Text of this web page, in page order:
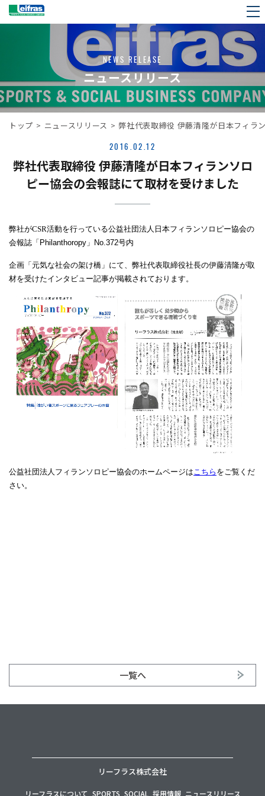
NEWS RELEASE
ニュースリリース
トップ > ニュースリリース > 弊社代表取締役 伊藤清隆が日本フィラ
2016.02.12
弊社代表取締役 伊藤清隆が日本フィランソロ
ピー協会の会報誌にて取材を受けました
弊社がCSR活動を行っている公益社団法人日本フィランソロピー協会の
会報誌「 Philanthoropy 」 No.372号内
企画「元気な社会の架け橋」にて、弊社代表取締役社長の伊藤清隆が取
材を受けたインタビュー記事が掲載されております。
公益社団法人フィランソロピー協会のホームページは こちら をご覧くだ
さい。
一覧へ
リーフラス株式会社
リーフラスについて SPORTS SOCIAL 採用情報 ニュースリリース